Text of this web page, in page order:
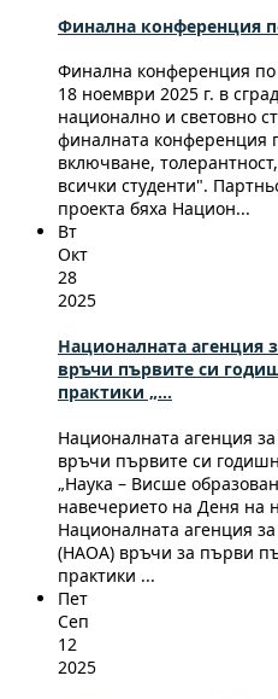
Финална конференция
Финална конференция по
18 ноември 2025 г. в
национално и световно
финалната конференция
включване,
всички студенти".
проекта бяха Национ...
Вт
Окт
28
2025
Националната агенция
връчи първите си
практики „...
Националната агенция
връчи първите си
„Наука – Висше
навечерието на Деня на
Националната агенция
(НАОА) връчи за първи
практики ...
Пет
Сеп
12
2025